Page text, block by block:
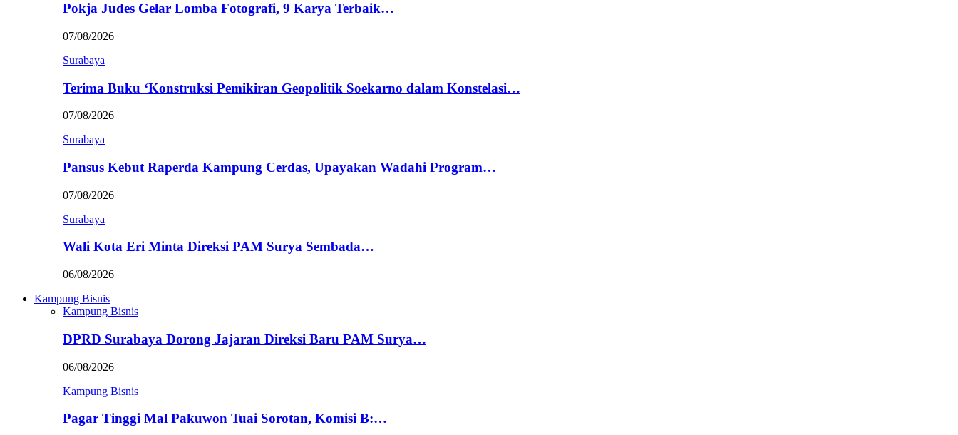
Pokja Judes Gelar Lomba Fotografi, 9 Karya Terbaik…
07/08/2026
Surabaya
Terima Buku ‘Konstruksi Pemikiran Geopolitik Soekarno dalam Konstelasi…
07/08/2026
Surabaya
Pansus Kebut Raperda Kampung Cerdas, Upayakan Wadahi Program…
07/08/2026
Surabaya
Wali Kota Eri Minta Direksi PAM Surya Sembada…
06/08/2026
Kampung Bisnis
Kampung Bisnis
DPRD Surabaya Dorong Jajaran Direksi Baru PAM Surya…
06/08/2026
Kampung Bisnis
Pagar Tinggi Mal Pakuwon Tuai Sorotan, Komisi B:…